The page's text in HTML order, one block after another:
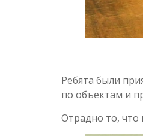
Ребята были
по объектам и
Отрадно то, что